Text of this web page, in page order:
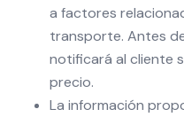
a factores
transporte. Antes
notificará al cliente
precio.
La información